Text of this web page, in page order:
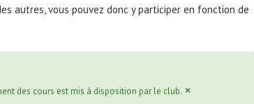
autres, vous pouvez donc y participer en fonction de
des cours est mis à disposition par le club. ×